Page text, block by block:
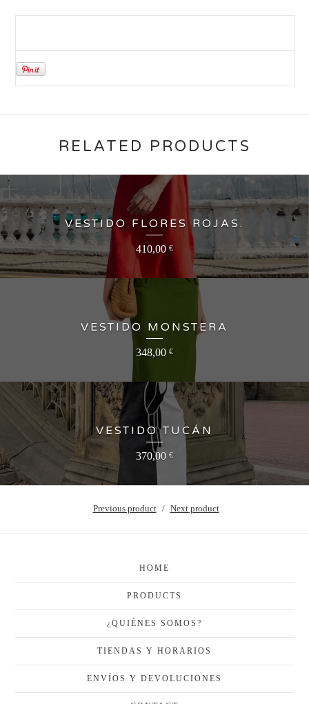
RELATED PRODUCTS
VESTIDO FLORES ROJAS.
410,00 €
VESTIDO MONSTERA
348,00 €
VESTIDO TUCÁN
370,00 €
Previous product Next product
HOME
PRODUCTS
¿QUIÉNES SOMOS?
TIENDAS Y HORARIOS
ENVÍOS Y DEVOLUCIONES